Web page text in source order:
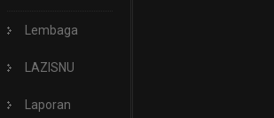
Lembaga
LAZISNU
Laporan